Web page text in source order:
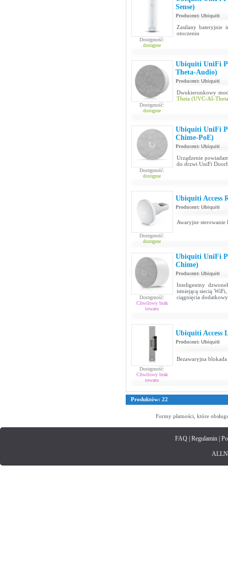
Dostępność:
dostępne
Sense)
Producent: Ubiquiti
Zasilany bateryjnie
otoczeniu
Dostępność:
dostępne
Ubiquiti UniFi
Theta-Audio)
Producent: Ubiquiti
Dwukierunkowy
Theta (UVC-AI-
Dostępność:
dostępne
Ubiquiti UniFi
Chime-PoE)
Producent: Ubiquiti
Urządzenie
do drzwi UniFi
Dostępność:
dostępne
Ubiquiti Access
Producent: Ubiquiti
Awaryjne
Dostępność:
Chwilowy brak
towaru
Ubiquiti UniFi
Chime)
Producent: Ubiquiti
Inteligentny
istniejącą siecią
ciągnięcia
Dostępność:
Chwilowy brak
towaru
Ubiquiti Access
Producent: Ubiquiti
Bezawaryjna
Produktów: 22
Formy płatności, które
FAQ| Regulamin|